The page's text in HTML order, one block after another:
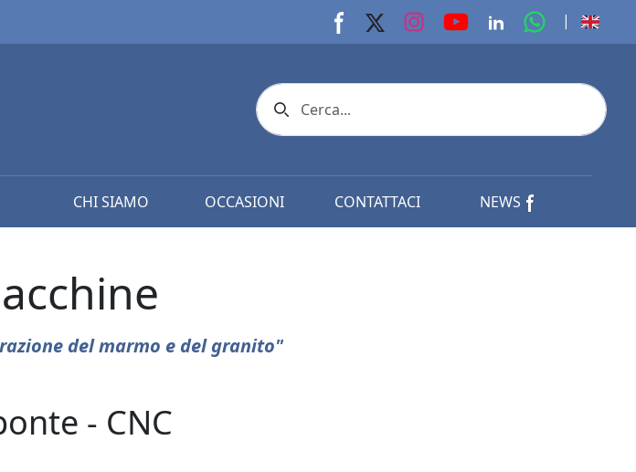
Facebook page
X page Instagram page
youtube page
Linkedin page
whats app
|
Search icon
CHI SIAMO OCCASIONI CONTATTACI NEWS
del marmo e del granito"
- CNC